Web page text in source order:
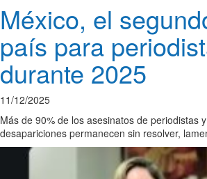
México, el
país para
durante 2025
11/12/2025
Más de 90% de los asesinatos de periodistas
desapariciones permanecen sin resolver,